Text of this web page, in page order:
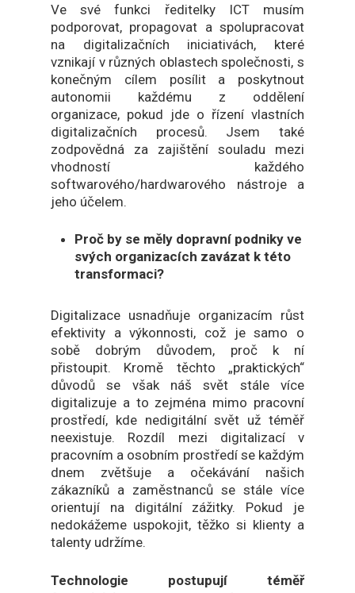
Ve své funkci ředitelky ICT musím
podporovat, propagovat a spolupracovat
na digitalizačních iniciativách, které
vznikají v různých oblastech společnosti, s
konečným cílem posílit a poskytnout
autonomii každému z oddělení
organizace, pokud jde o řízení vlastních
digitalizačních procesů. Jsem také
zodpovědná za zajištění souladu mezi
vhodností každého
softwarového/hardwarového nástroje a
jeho účelem.
Proč by se měly dopravní podniky ve
svých organizacích zavázat k této
transformaci?
Digitalizace usnadňuje organizacím růst
efektivity a výkonnosti, což je samo o
sobě dobrým důvodem, proč k ní
přistoupit. Kromě těchto „praktických“
důvodů se však náš svět stále více
digitalizuje a to zejména mimo pracovní
prostředí, kde nedigitální svět už téměř
neexistuje. Rozdíl mezi digitalizací v
pracovním a osobním prostředí se každým
dnem zvětšuje a očekávání našich
zákazníků a zaměstnanců se stále více
orientují na digitální zážitky. Pokud je
nedokážeme uspokojit, těžko si klienty a
talenty udržíme.
Technologie postupují téměř